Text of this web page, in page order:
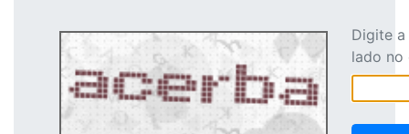
Digite
lado no